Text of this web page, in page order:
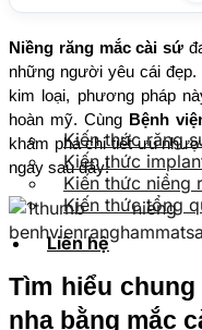
Kiến thức răng
Kiến thức
Kiến thức niềng
Kiến thức tổng
Liên hệ
Niềng răng mắc cài sứ
những người yêu cái
kim loại, phương pháp
hoàn mỹ. Cùng Bệnh
khám phá chi tiết ưu
ngay sau đây!
Tìm hiểu
nha bằng mắc